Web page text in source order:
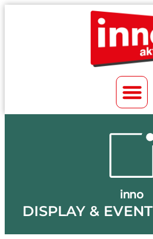
inno
DISPLAY & EVENT